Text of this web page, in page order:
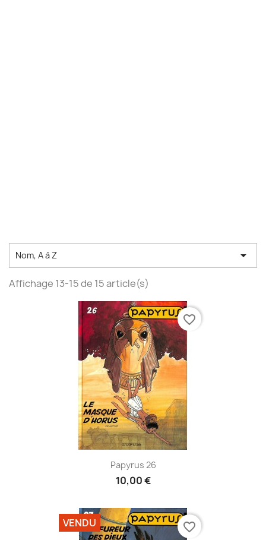
Nom, A à Z 
Affichage 13-15 de 15 article(s)
Papyrus 26
10,00 €
favorite_border
VENDU favorite_border